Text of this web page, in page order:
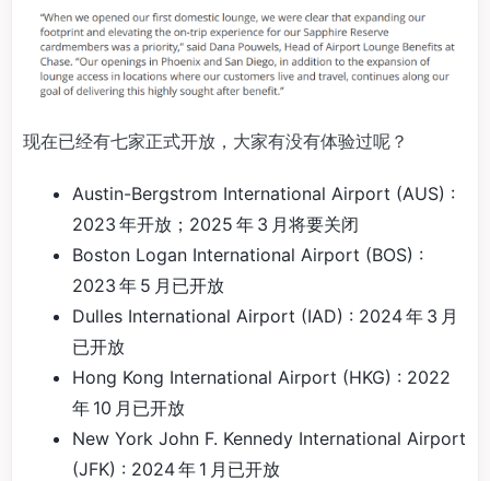
现在已经有七家正式开放，大家有没有体验过呢？
Austin-Bergstrom International Airport (AUS) :
2023 年开放；2025 年 3 月将要关闭
Boston Logan International Airport (BOS) :
2023 年 5 月已开放
Dulles International Airport (IAD) : 2024 年 3 月
已开放
Hong Kong International Airport (HKG) : 2022
年 10 月已开放
New York John F. Kennedy International Airport
(JFK) : 2024 年 1 月已开放